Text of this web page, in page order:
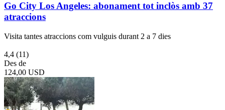
Go City Los Angeles: abonament tot inclòs amb 37
atraccions
Visita tantes atraccions com vulguis durant 2 a 7 dies
4,4 (11)
Des de
124,00 USD